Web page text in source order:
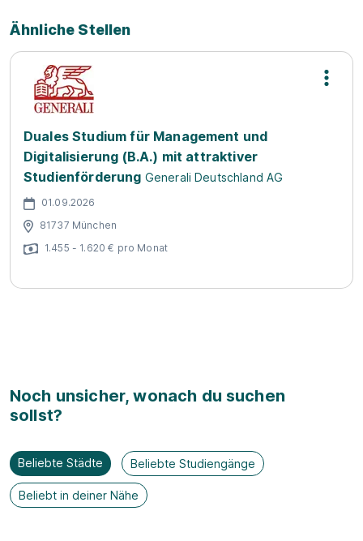
Ähnliche Stellen
Duales Studium für Management und
Digitalisierung (B.A.) mit attraktiver
Studienförderung Generali Deutschland AG
01.09.2026
81737 München
1.455 - 1.620 € pro Monat
Noch unsicher, wonach du suchen
sollst?
Beliebte Städte Beliebte Studiengänge
Beliebt in deiner Nähe